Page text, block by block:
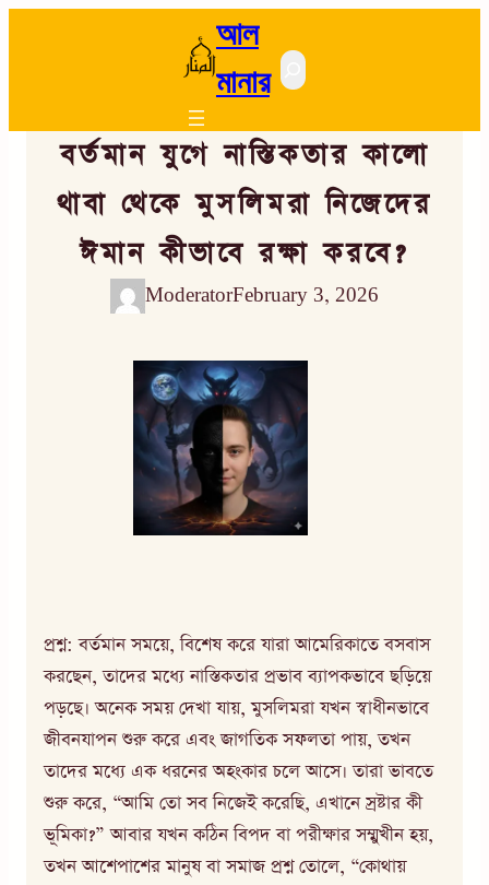
আল
মানার Search
বর্তমান যুগে নাস্তিকতার কালো
থাবা থেকে মুসলিমরা নিজেদের
ঈমান কীভাবে রক্ষা করবে?
ModeratorFebruary 3, 2026
প্রশ্ন: বর্তমান সময়ে, বিশেষ করে যারা আমেরিকাতে বসবাস
করছেন, তাদের মধ্যে নাস্তিকতার প্রভাব ব্যাপকভাবে ছড়িয়ে
পড়ছে। অনেক সময় দেখা যায়, মুসলিমরা যখন স্বাধীনভাবে
জীবনযাপন শুরু করে এবং জাগতিক সফলতা পায়, তখন
তাদের মধ্যে এক ধরনের অহংকার চলে আসে। তারা ভাবতে
শুরু করে, “আমি তো সব নিজেই করেছি, এখানে স্রষ্টার কী
ভূমিকা?” আবার যখন কঠিন বিপদ বা পরীক্ষার সম্মুখীন হয়,
তখন আশেপাশের মানুষ বা সমাজ প্রশ্ন তোলে, “কোথায়